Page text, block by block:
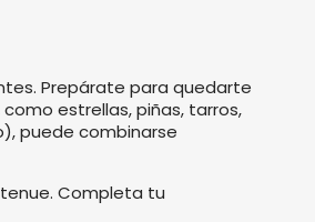
Prepárate para quedarte
estrellas, piñas, tarros,
puede combinarse
Completa tu